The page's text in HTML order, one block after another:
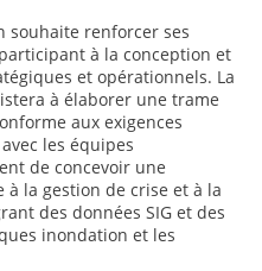
souhaite renforcer ses
à la conception et
et opérationnels. La
à élaborer une trame
aux exigences
les équipes
de concevoir une
la gestion de crise et à la
des données SIG et des
inondation et les